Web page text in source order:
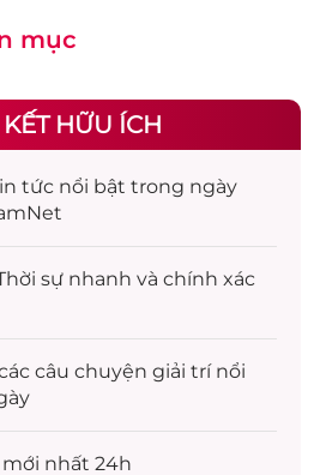
mục
HỮU ÍCH
tức nổi bật trong ngày
sự nhanh và chính xác
câu chuyện giải trínổi
mới nhất 24h